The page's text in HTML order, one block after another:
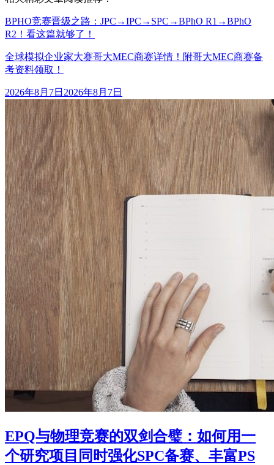
BPHO竞赛晋级之路：JPC→IPC→SPC→BPhO R1→BPhO
R2！看这篇就够了！
全球模拟企业家大赛哥大MEC商赛详情！附哥大MEC商赛备
考资料领取！
发
布
于
2026年8月7日 2026年8月7日
EPQ与物理竞赛的双剑合璧：如何用一
个研究项目同时强化SPC备赛、丰富PS